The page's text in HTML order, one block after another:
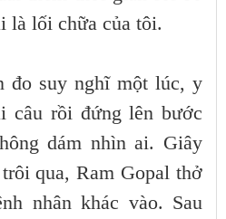
là lối chữa của tôi.
suy nghĩ một lúc, y
câu rồi đứng lên bước
dám nhìn ai. Giây
qua, Ram Gopal thở
nhân khác vào. Sau